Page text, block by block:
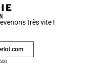
très vite !